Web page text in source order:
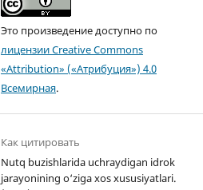
Это произведение доступно по
лицензии Creative Commons
«Attribution» («Атрибуция») 4.0
Всемирная.
Как цитировать
Nutq buzishlarida uchraydigan idrok
jarayonining o‘ziga xos xususiyatlari.